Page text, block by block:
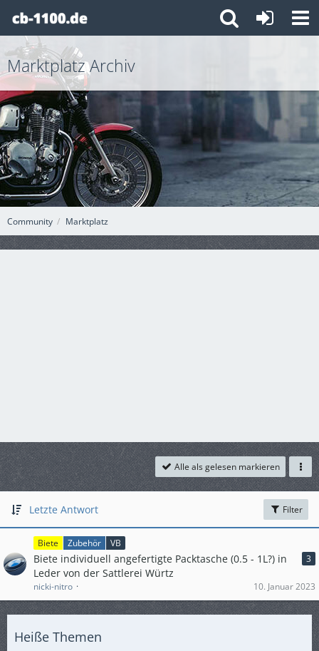
Community Marktplatz
Marktplatz Archiv
Alle als gelesen markieren
Letzte Antwort Filter
Biete Zubehör VB
Biete individuell angefertigte Packtasche (0.5 - 1L?) in
Leder von der Sattlerei Würtz
3
nicki-nitro 10. Januar 2023
Heiße Themen